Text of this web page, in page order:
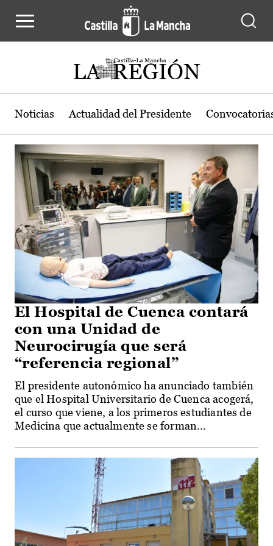
Actualidad de la región de Castilla-
Noticias Actualidad del Presidente
El Hospital de Cuenca contará
con una Unidad de
Neurocirugía que será
“referencia regional”
El presidente autonómico ha anunciado también
que el Hospital Universitario de Cuenca acogerá,
el curso que viene, a los primeros estudiantes de
Medicina que actualmente se forman...